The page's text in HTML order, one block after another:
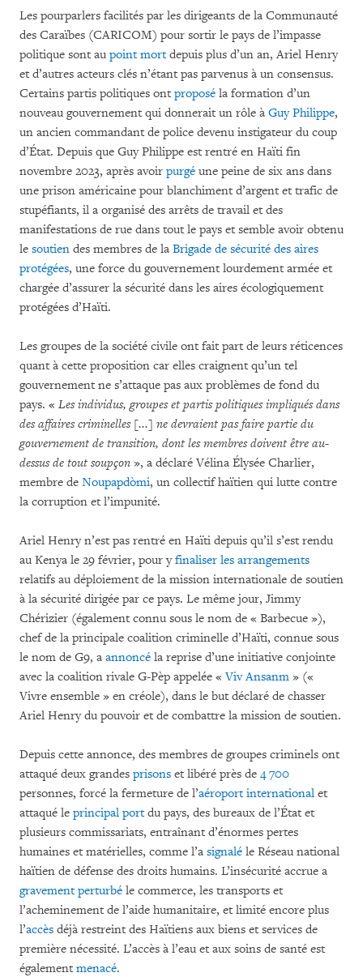
Les pourparlers facilités par les dirigeants de la Communauté
des Caraïbes (CARICOM) pour sortir le pays de l’impasse
politique sont au point mortdepuis plus d’un an, Ariel Henry
et d’autres acteurs clés n’étant pas parvenus à un consensus.
Certains partis politiques ont proposé la formation d’un
nouveau gouvernement qui donnerait un rôle à Guy Philippe,
un ancien commandant de police devenu instigateur du coup
d’État. Depuis que Guy Philippe est rentré en Haïti fin
novembre 2023, après avoir purgé une peine de six ans dans
une prison américaine pour blanchiment d’argent et trafic de
stupéfiants, il a organisé des arrêts de travail et des
manifestations de rue dans tout le pays et semble avoir obtenu
le soutien des membres de la Brigade de sécurité des aires
protégées, une force du gouvernement lourdement armée et
chargée d’assurer la sécurité dans les aires écologiquement
protégées d’Haïti.
Les groupes de la société civile ont fait part de leurs réticences
quant à cette proposition car elles craignent qu’un tel
gouvernement ne s’attaque pas aux problèmes de fond du
pays. « Les individus, groupes et partis politiques impliqués dans
des affaires criminelles [...] ne devraient pas faire partie du
gouvernement de transition, dont les membres doivent être au-
dessus de tout soupçon », a déclaré Vélina Élysée Charlier,
membre de Noupapdòmi, un collectif haïtien qui lutte contre
la corruption et l’impunité.
Ariel Henry n’est pas rentré en Haïti depuis qu’il s’est rendu
au Kenya le 29 février, pour yfinaliser les arrangements
relatifs au déploiement de la mission internationale de soutien
à la sécurité dirigée par ce pays. Le même jour, Jimmy
Chérizier (également connu sous le nom de « Barbecue »),
chef de la principale coalition criminelle d’Haïti, connue sous
le nom de G9, a annoncé la reprise d’une initiative conjointe
avec la coalition rivale G-Pèp appelée «Viv Ansanm » («
Vivre ensemble » en créole), dans le but déclaré de chasser
Ariel Henry du pouvoir et de combattre la mission de soutien.
Depuis cette annonce, des membres de groupes criminels ont
attaqué deux grandes prisons et libéré près de 4 700
personnes, forcé la fermeture de l’aéroport international et
attaqué le principal portdu pays, des bureaux de l’État et
plusieurs commissariats, entraînant d’énormes pertes
humaines et matérielles, comme l’a signalé le Réseau national
haïtien de défense des droits humains. L’insécurité accrue a
gravement perturbé le commerce, les transports et
l’acheminement de l’aide humanitaire, et limité encore plus
l’accès déjà restreint des Haïtiens aux biens et services de
première nécessité. L’accès à l’eau et aux soins de santé est
également menacé.